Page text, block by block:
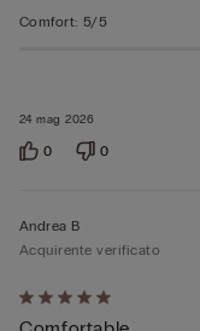
24 mag 2026
Comfort: 5/5
0 0
Valutato
Andrea B
Acquirente verificato